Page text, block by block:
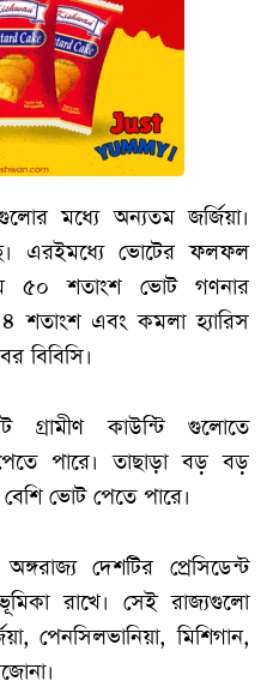
মধ্যে অন্যতম জর্জিয়া।
এরইমধ্যে ভোটের ফলফল
৫০ শতাংশ ভোট গণনার
শতাংশ এবং কমলা হ্যারিস
বিবিসি।
গ্রামীণ কাউন্টি গুলোতে
পারে। তাছাড়া বড় বড়
ভোট পেতে পারে।
দেশটির প্রেসিডেন্ট
রাখে। সেই রাজ্যগুলো
পেনসিলভানিয়া, মিশিগান,